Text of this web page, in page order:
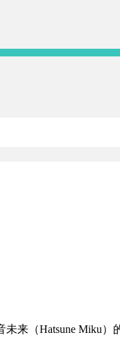
来（Hatsune Miku）